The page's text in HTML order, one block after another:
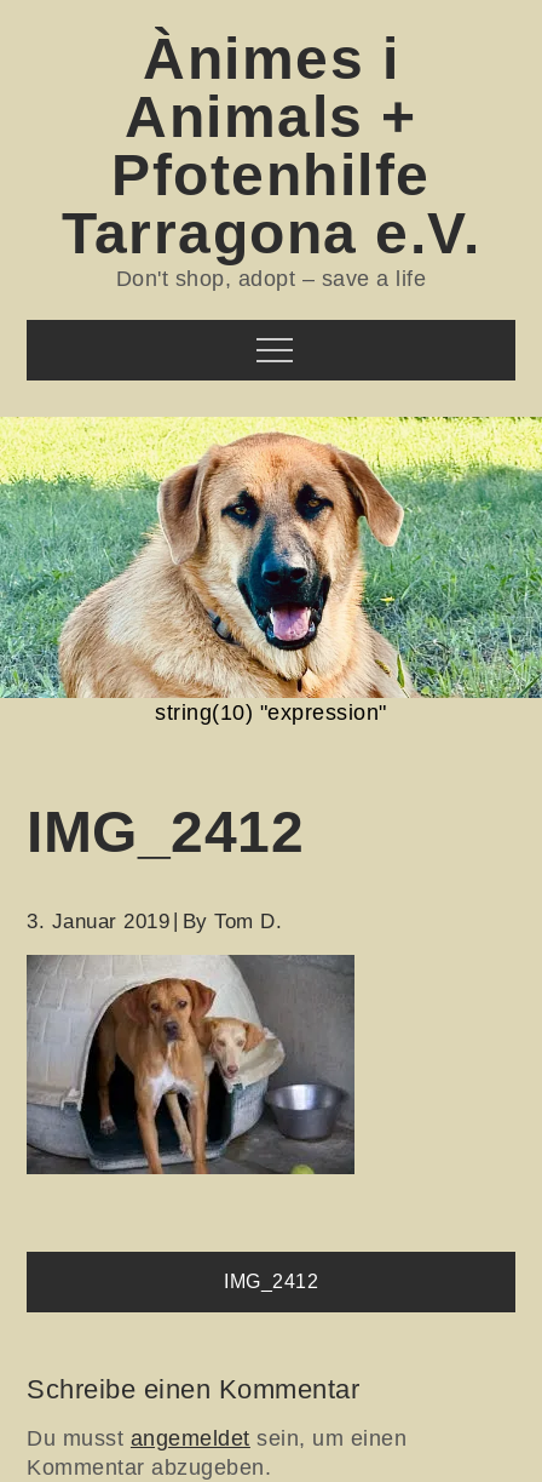
Ànimes i
Animals +
Pfotenhilfe
Tarragona e.V.
Don't shop, adopt – save a life
Menu
string(10) "expression"
IMG_2412
3. Januar 2019 ByTom D.
Beitragsnavigation
IMG_2412
Schreibe einen Kommentar
Du musst angemeldet sein, um einen
Kommentar abzugeben.